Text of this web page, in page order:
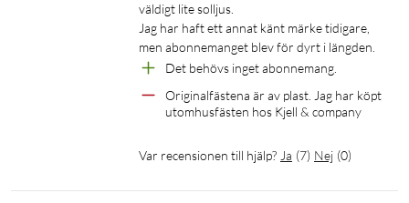
väldigt lite solljus.
Jag har haft ett annat känt märke tidigare,
men abonnemanget blev för dyrt i längden.
Det behövs inget abonnemang.
Originalfästena är av plast. Jag har köpt
utomhusfästen hos Kjell & company
Var recensionen till hjälp? Ja (7) Nej (0)